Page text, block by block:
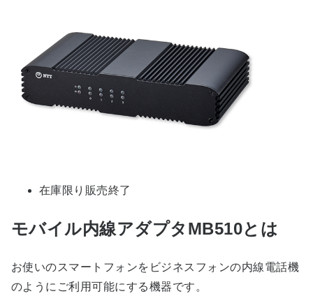
在庫限り販売終了
モバイル内線アダプタMB510とは
お使いのスマートフォンをビジネスフォンの内線電話機
のようにご利用可能にする機器です。